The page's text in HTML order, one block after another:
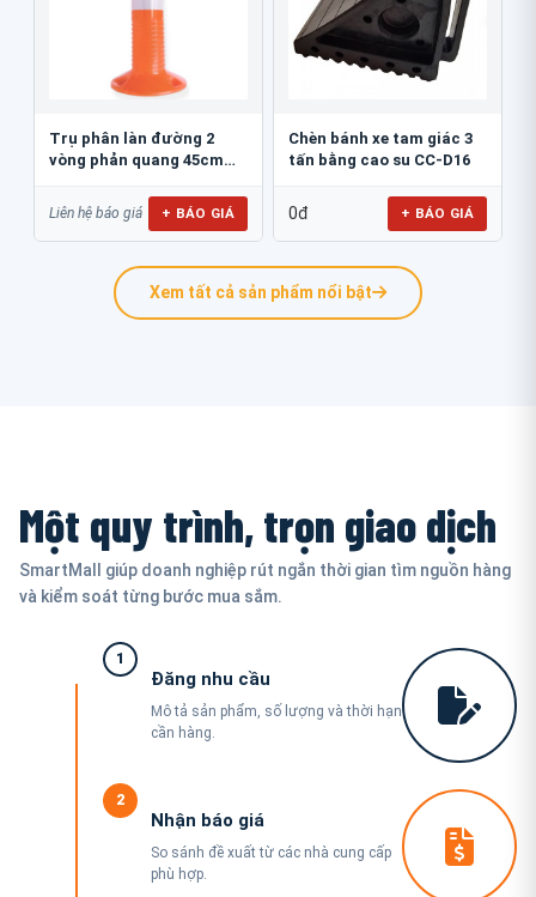
Trụ phân làn đường 2
vòng phản quang 45cm
Liên hệ báo giá + BÁO GIÁ
Chèn bánh xe tam giác 3
tấn bằng cao su CC-D16
0đ + BÁO GIÁ
Xem tất cả sản phẩm nổi bật
Một quy trình, trọn giao dịch
SmartMall giúp doanh nghiệp rút ngắn thời gian tìm nguồn hàng
và kiểm soát từng bước mua sắm.
1
Đăng nhu cầu
Mô tả sản phẩm, số lượng và thời hạn
cần hàng.
2
Nhận báo giá
So sánh đề xuất từ các nhà cung cấp
phù hợp.